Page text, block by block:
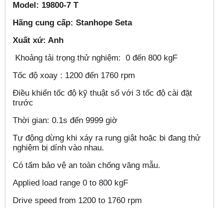
Model: 19800-7 T
Hãng cung cấp: Stanhope Seta
Xuất xứ: Anh
Khoảng tải trọng thử nghiệm: 0 đến 800 kgF
Tốc độ xoay : 1200 đến 1760 rpm
Điều khiển tốc độ kỹ thuật số với 3 tốc độ cài đặt
trước
Thời gian: 0.1s đến 9999 giờ
Tự động dừng khi xáy ra rung giật hoặc bi đang thử
nghiệm bị dính vào nhau.
Có tấm bảo vệ an toàn chống văng mẫu.
Applied load range 0 to 800 kgF
Drive speed from 1200 to 1760 rpm